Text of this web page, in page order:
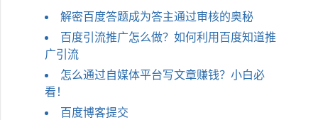
解密百度答题成为答主通过审核的奥秘
百度引流推广怎么做？如何利用百度知道推
广引流
怎么通过自媒体平台写文章赚钱？小白必
看！
百度博客提交